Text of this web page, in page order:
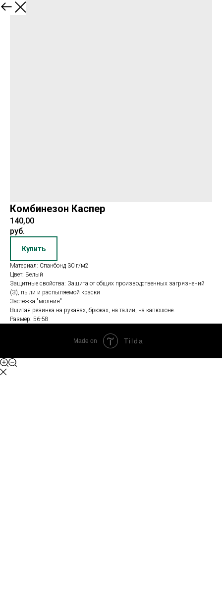
Комбинезон Каспер
140,00
руб.
Купить
Материал: Спанбонд 30 г/м2
Цвет: Белый
Защитные свойства: Защита от общих производственных загрязнений
(З), пыли и распыляемой краски
Застежка "молния".
Вшитая резинка на рукавах, брюках, на талии, на капюшоне.
Размер: 56-58
Made on Tilda